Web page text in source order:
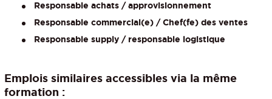
Responsable achats / approvisionnement
Responsable commercial(e) / Chef(fe) des ventes
Responsable supply / responsable logistique
Emplois similaires accessibles via la même
formation :